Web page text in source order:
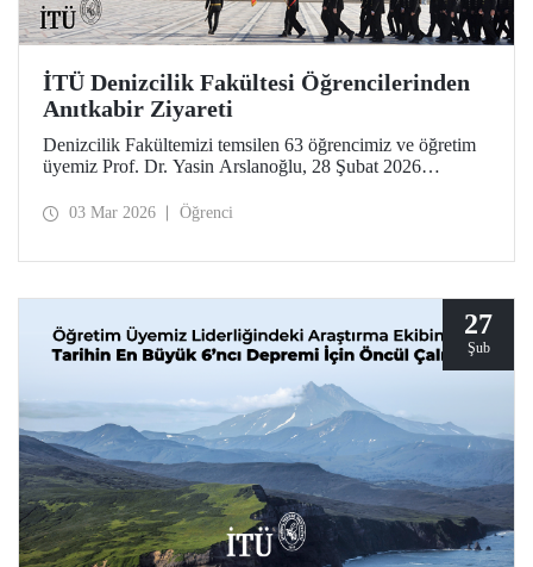
İTÜ Denizcilik Fakültesi Öğrencilerinden
Anıtkabir Ziyareti
Denizcilik Fakültemizi temsilen 63 öğrencimiz ve öğretim
üyemiz Prof. Dr. Yasin Arslanoğlu, 28 Şubat 2026
Mustafa Kemal Atatürk’ün mozolesine çelenk bırakılması
03 Mar 2026 Öğrenci
27
Şub